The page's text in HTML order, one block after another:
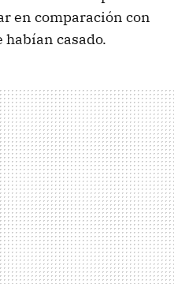
en comparación con
habían casado.